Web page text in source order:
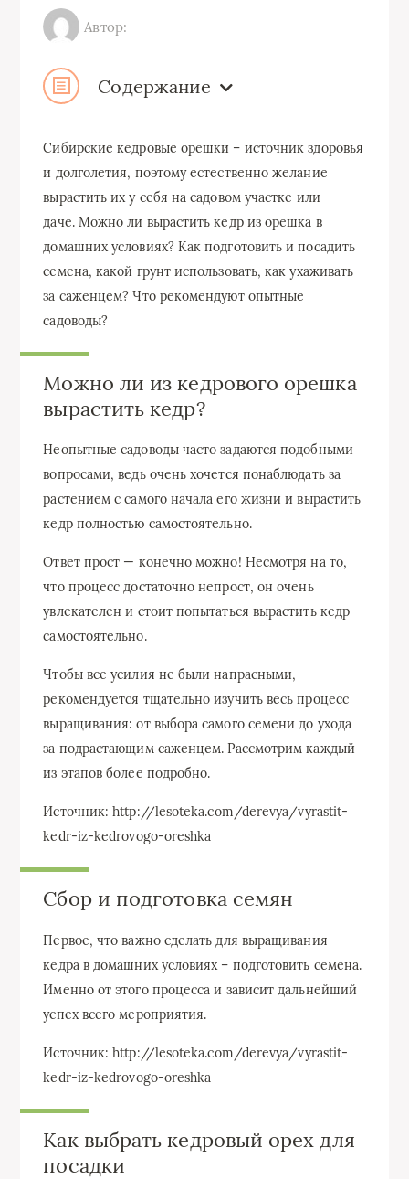
Автор:
Содержание
Сибирские кедровые орешки – источник здоровья
и долголетия, поэтому естественно желание
вырастить их у себя на садовом участке или
даче. Можно ли вырастить кедр из орешка в
домашних условиях? Как подготовить и посадить
семена, какой грунт использовать, как ухаживать
за саженцем? Что рекомендуют опытные
садоводы?
Можно ли из кедрового орешка
вырастить кедр?
Неопытные садоводы часто задаются подобными
вопросами, ведь очень хочется понаблюдать за
растением с самого начала его жизни и вырастить
кедр полностью самостоятельно.
Ответ прост — конечно можно! Несмотря на то,
что процесс достаточно непрост, он очень
увлекателен и стоит попытаться вырастить кедр
самостоятельно.
Чтобы все усилия не были напрасными,
рекомендуется тщательно изучить весь процесс
выращивания: от выбора самого семени до ухода
за подрастающим саженцем. Рассмотрим каждый
из этапов более подробно.
Источник: http://lesoteka.com/derevya/vyrastit-
kedr-iz-kedrovogo-oreshka
Сбор и подготовка семян
Первое, что важно сделать для выращивания
кедра в домашних условиях – подготовить семена.
Именно от этого процесса и зависит дальнейший
успех всего мероприятия.
Источник: http://lesoteka.com/derevya/vyrastit-
kedr-iz-kedrovogo-oreshka
Как выбрать кедровый орех для
посадки